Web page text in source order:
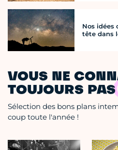
Nos idées
tête dans
VOUS NE
TOUJOURS
Sélection des bons plans
coup toute l'année !